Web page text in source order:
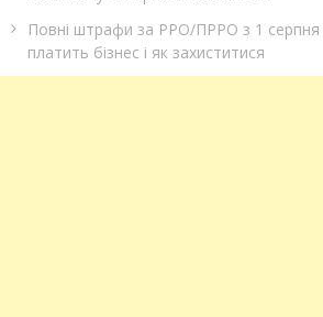
Повні штрафи за РРО/ПРРО з 1 серпня
платить бізнес і як захиститися